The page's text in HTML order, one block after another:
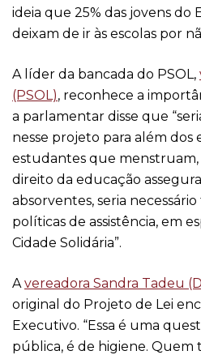
ideia que 25% das jovens do
deixam de ir às escolas por
A líder da bancada do PSOL,
(PSOL), reconhece a
a parlamentar disse que
nesse projeto para além dos
estudantes que
direito da educação
absorventes, seria
políticas de assistência, em
Cidade Solidária”.
Avereadora Sandra Tadeu
original do Projeto de Lei
Executivo. “Essa é uma
pública, é de higiene.